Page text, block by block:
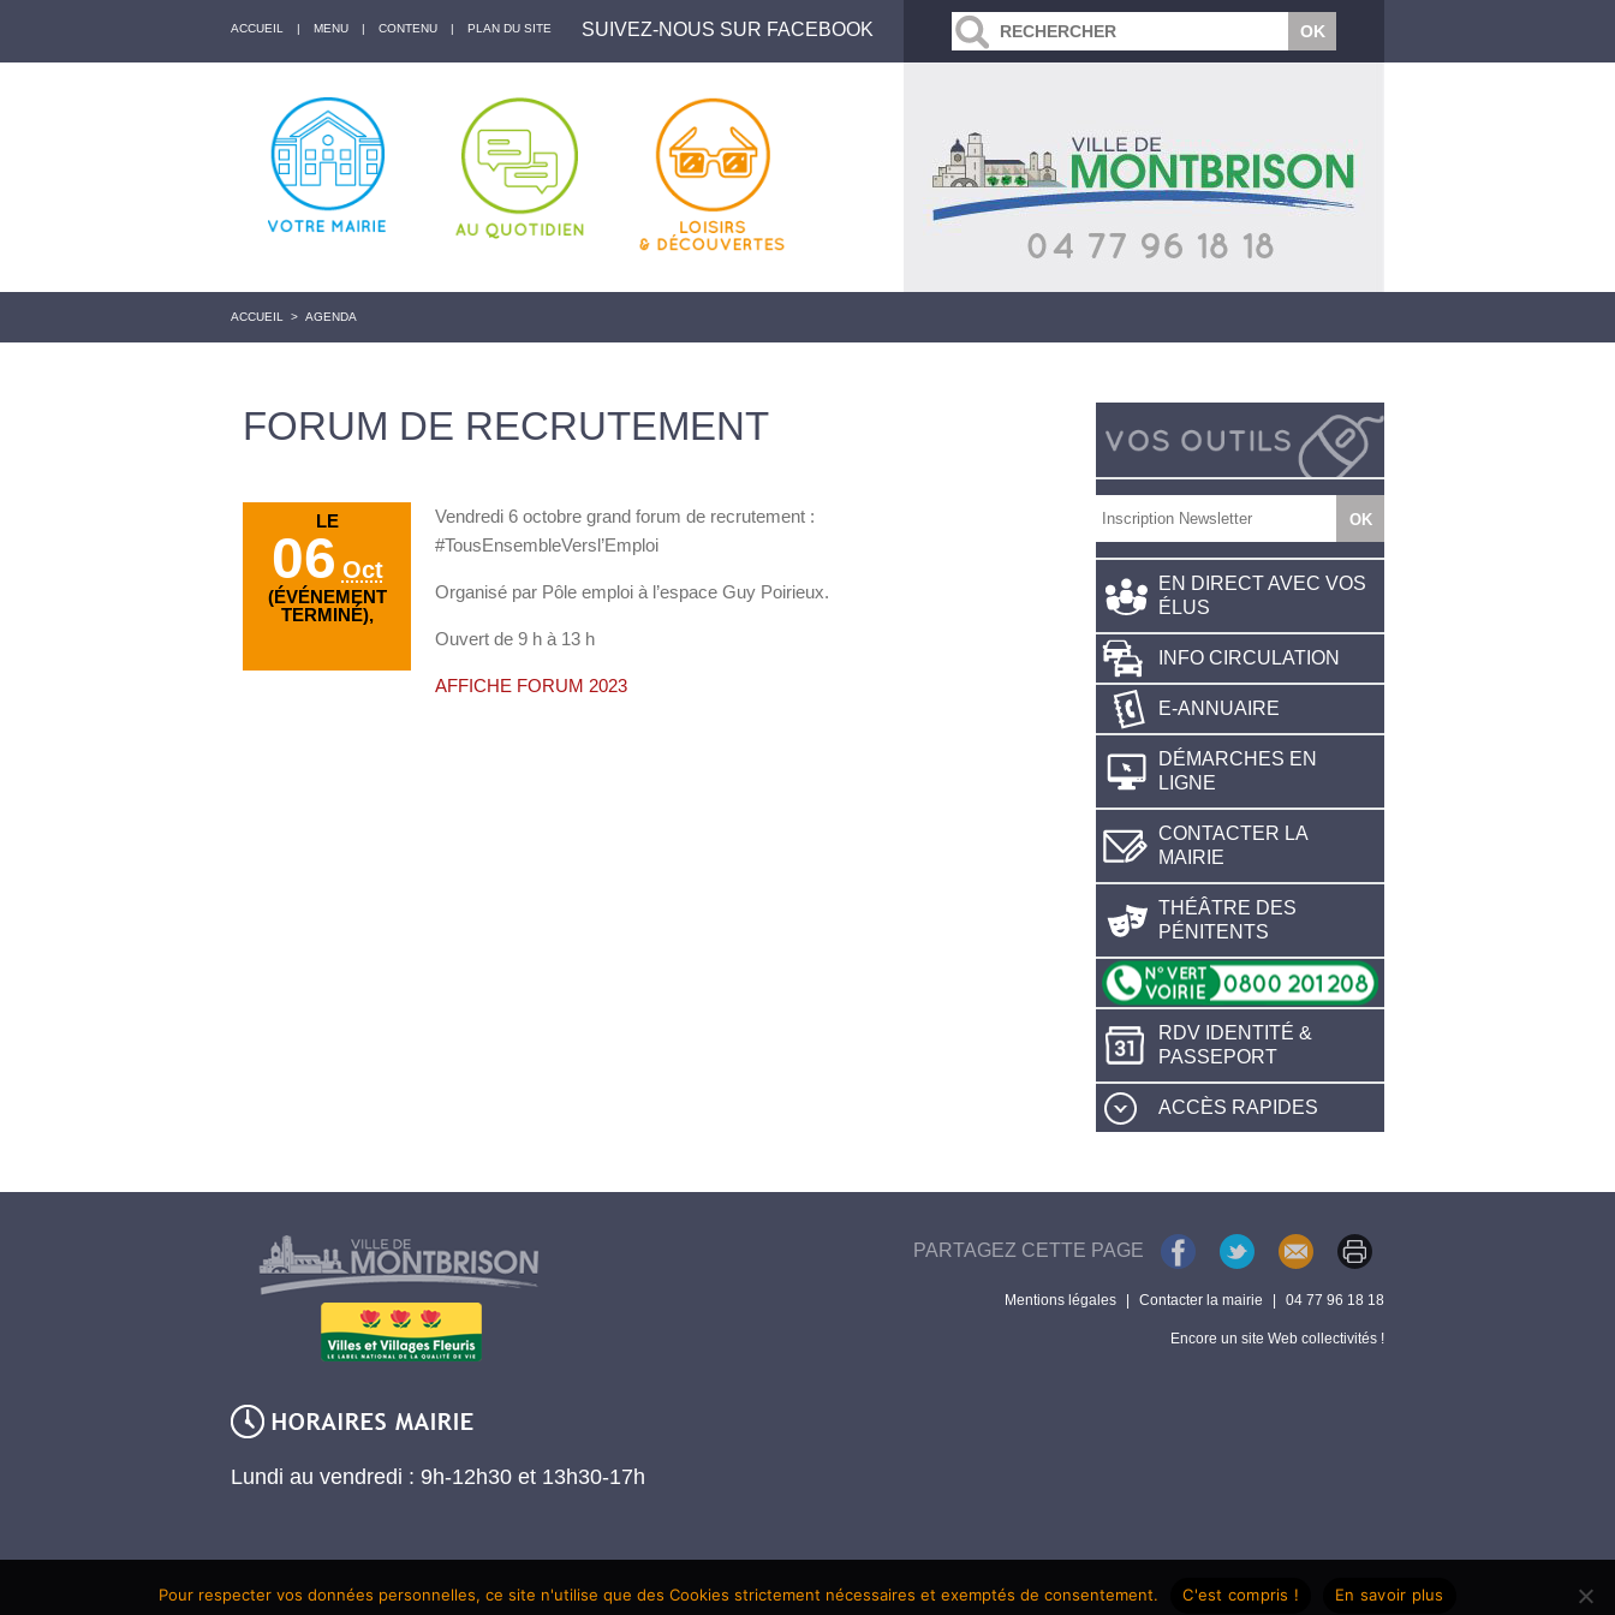
ACCUEIL | MENU | CONTENU | PLAN DU SITE SUIVEZ-NOUS SUR FACEBOOK
ACCUEIL > AGENDA
FORUM DE RECRUTEMENT
LE
06 Oct
(ÉVÉNEMENT
TERMINÉ),
Vendredi 6 octobre grand forum de recrutement :
#TousEnsembleVersl’Emploi
Organisé par Pôle emploi à l’espace Guy Poirieux.
Ouvert de 9 h à 13 h
AFFICHE FORUM 2023
EN DIRECT AVEC VOS
ÉLUS
INFO CIRCULATION
E-ANNUAIRE
DÉMARCHES EN
LIGNE
CONTACTER LA
MAIRIE
THÉÂTRE DES
PÉNITENTS
RDV IDENTITÉ &
PASSEPORT
ACCÈS RAPIDES
Lundi au vendredi : 9h-12h30 et 13h30-17h
PARTAGEZ CETTE PAGE
Mentions légales Contacter la mairie 04 77 96 18 18
Encore un site Web collectivités !
Pour respecter vos données personnelles, ce site n'utilise que des Cookies strictement nécessaires et exemptés de consentement. C'est compris ! En savoir plus